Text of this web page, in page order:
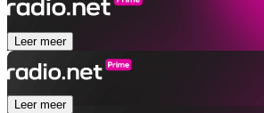
Leer meer
Leer meer